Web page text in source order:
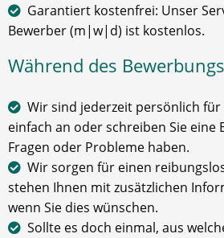
Garantiert kostenfrei: Unser
Bewerber (m|w|d) ist kostenlos.
Während des
Wir sind jederzeit persönlich für
einfach an oder schreiben Sie eine
Fragen oder Probleme haben.
Wir sorgen für einen
stehen Ihnen mit zusätzlichen
wenn Sie dies wünschen.
Sollte es doch einmal, aus